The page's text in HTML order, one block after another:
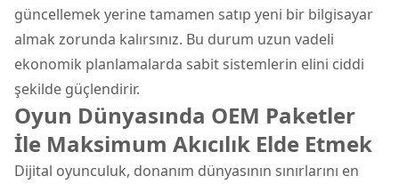
güncellemek yerine tamamen satıp yeni bir bilgisayar
almak zorunda kalırsınız. Bu durum uzun vadeli
ekonomik planlamalarda sabit sistemlerin elini ciddi
şekilde güçlendirir.
Oyun Dünyasında OEM Paketler
İle Maksimum Akıcılık Elde Etmek
Dijital oyunculuk, donanım dünyasının sınırlarını en